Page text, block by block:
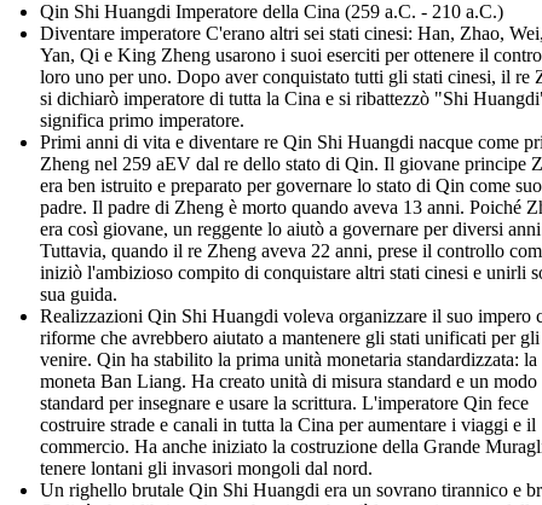
Qin Shi Huangdi Imperatore della Cina (259 a.C. - 210 a.C.)
Diventare imperatore C'erano altri sei stati cinesi: Han, Zhao,
Yan, Qi e King Zheng usarono i suoi eserciti per ottenere il
loro uno per uno. Dopo aver conquistato tutti gli stati cinesi, il re
si dichiarò imperatore di tutta la Cina e si ribattezzò "Shi
significa primo imperatore.
Primi anni di vita e diventare re Qin Shi Huangdi nacque come
Zheng nel 259 aEV dal re dello stato di Qin. Il giovane principe
era ben istruito e preparato per governare lo stato di Qin come suo
padre. Il padre di Zheng è morto quando aveva 13 anni. Poiché
era così giovane, un reggente lo aiutò a governare per diversi
Tuttavia, quando il re Zheng aveva 22 anni, prese il controllo
iniziò l'ambizioso compito di conquistare altri stati cinesi e unirli
sua guida.
Realizzazioni Qin Shi Huangdi voleva organizzare il suo impero
riforme che avrebbero aiutato a mantenere gli stati unificati per
venire. Qin ha stabilito la prima unità monetaria standardizzata: la
moneta Ban Liang. Ha creato unità di misura standard e un modo
standard per insegnare e usare la scrittura. L'imperatore Qin fece
costruire strade e canali in tutta la Cina per aumentare i viaggi e il
commercio. Ha anche iniziato la costruzione della Grande
tenere lontani gli invasori mongoli dal nord.
Un righello brutale Qin Shi Huangdi era un sovrano tirannico e